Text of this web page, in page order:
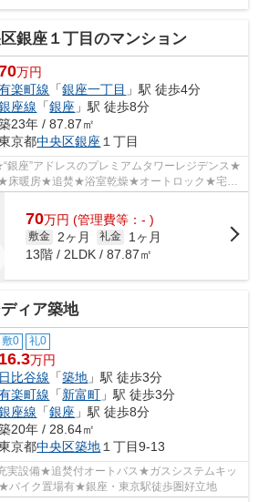
銀座１丁目のマンション
万円
楽町線 「銀座一丁目 」駅 徒歩4分
座線 「銀座 」駅 徒歩8分
23年 / 87.87㎡
京都中央区銀座 １丁目
銀座”アドレスのプレミアムタワーレジデンス★
★床暖房★追焚★浴室乾燥★オートロック★宅配
70万円 (管理費等：- )
敷金 2ヶ月 礼金
1ヶ月
13階 / 2LDK / 87.87㎡
ィア築地
敷0 礼0
16.3万円
日比谷線 「築地 」駅 徒歩3分
楽町線 「新富町 」駅 徒歩3分
座線 「銀座 」駅 徒歩8分
20年 / 28.64㎡
京都中央区築地１丁目9-13
実設備★追焚付オートバス★ガスシステムキッ
イク置場有★銀座・東京駅徒歩圏好立地